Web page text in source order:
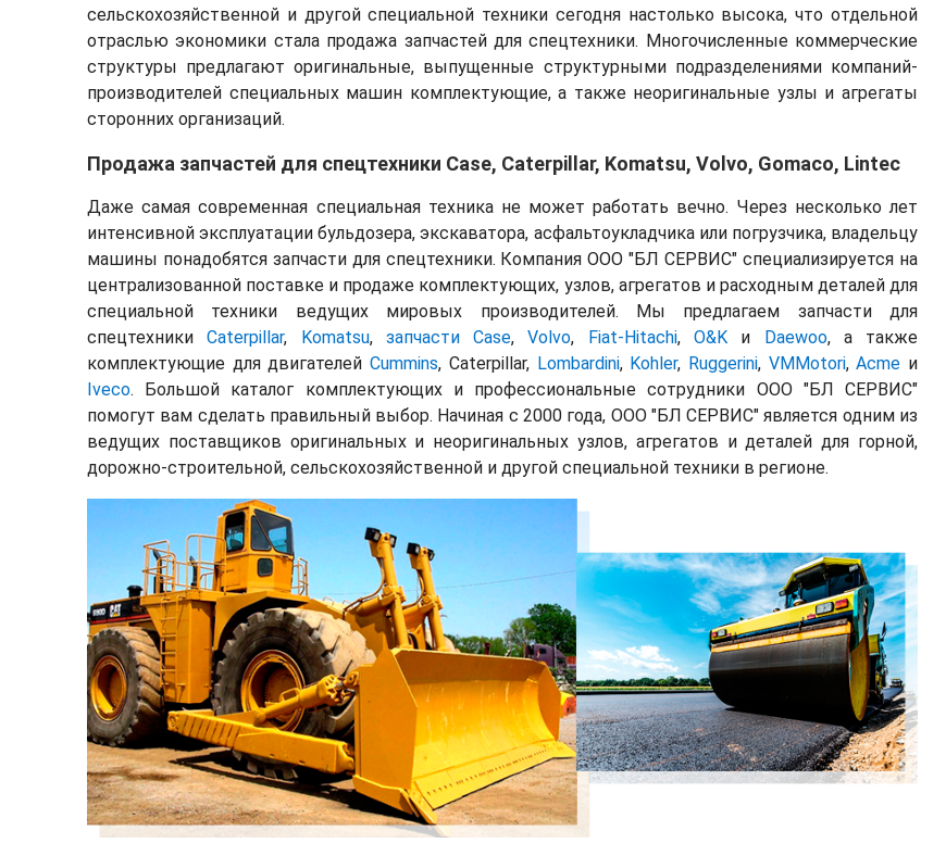
сельскохозяйственной и другой специальной техники сегодня настолько высока, что отдельной
отраслью экономики стала продажа запчастей для спецтехники. Многочисленные коммерческие
структуры предлагают оригинальные, выпущенные структурными подразделениями компаний-
производителей специальных машин комплектующие, а также неоригинальные узлы и агрегаты
сторонних организаций.
Продажа запчастей для спецтехники Case, Caterpillar, Komatsu, Volvo, Gomaco, Lintec
Даже самая современная специальная техника не может работать вечно. Через несколько лет
интенсивной эксплуатации бульдозера, экскаватора, асфальтоукладчика или погрузчика, владельцу
машины понадобятся запчасти для спецтехники. Компания ООО "БЛ СЕРВИС" специализируется на
централизованной поставке и продаже комплектующих, узлов, агрегатов и расходным деталей для
специальной техники ведущих мировых производителей. Мы предлагаем запчасти для
спецтехникиCaterpillar, Komatsu, запчасти Case,Volvo, Fiat-Hitachi, O&Kи Daewoo, а также
комплектующие для двигателейCummins, Caterpillar, Lombardini, Kohler, Ruggerini, VMMotori,Acme и
Iveco. Большой каталог комплектующих и профессиональные сотрудники ООО "БЛ СЕРВИС"
помогут вам сделать правильный выбор. Начиная с 2000 года, ООО "БЛ СЕРВИС" является одним из
ведущих поставщиков оригинальных и неоригинальных узлов, агрегатов и деталей для горной,
дорожно-строительной, сельскохозяйственной и другой специальной техники в регионе.